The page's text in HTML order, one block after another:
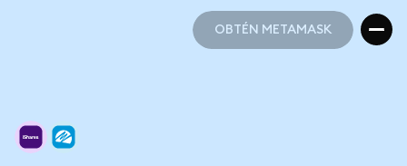
OBTÉN METAMASK